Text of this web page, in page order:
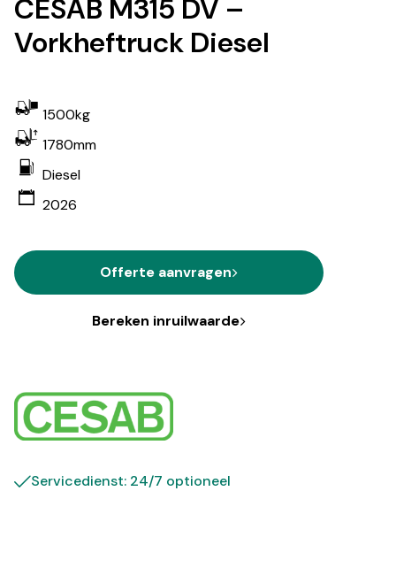
CESAB M315 DV –
Vorkheftruck Diesel
1500kg
1780mm
Diesel
2026
Offerte aanvragen
Bereken inruilwaarde
Servicedienst: 24/7 optioneel